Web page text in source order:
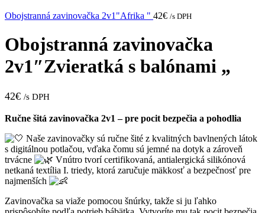
Obojstranná zavinovačka 2v1"Afrika " 42€ /s DPH
Obojstranná zavinovačka
2v1″Zvieratká s balónami „
42€ /s DPH
Ručne šitá zavinovačka 2v1 – pre pocit bezpečia a pohodlia
Naše zavinovačky sú ručne šité z kvalitných bavlnených látok
s digitálnou potlačou, vďaka čomu sú jemné na dotyk a zároveň
trvácne
Vnútro tvorí certifikovaná, antialergická silikónová
netkaná textília I. triedy, ktorá zaručuje mäkkosť a bezpečnosť pre
najmenších
Zavinovačka sa viaže pomocou šnúrky, takže si ju ľahko